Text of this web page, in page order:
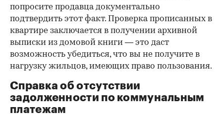
попросите продавца документально
подтвердить этот факт. Проверка прописанных в
квартире заключается в получении архивной
выписки из домовой книги — это даст
возможность убедиться, что вы не получите в
нагрузку жильцов, имеющих право пользования.
Справка об отсутствии
задолженности по коммунальным
платежам